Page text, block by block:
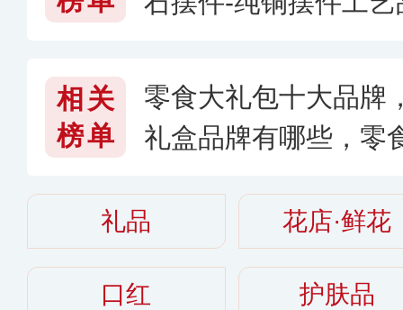
相关
榜单
零食大礼包十大品牌
礼盒品牌有哪些，零
礼品 花店·鲜花
口红 护肤品